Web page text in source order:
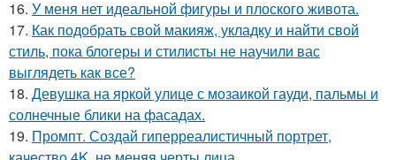
16. У меня нет идеальной фигуры и плоского живота.
17. Как подобрать свой макияж, укладку и найти свой
стиль, пока блогеры и стилисты не научили вас
выглядеть как все?
18. Девушка на яркой улице с мозаикой гауди, пальмы и
солнечные блики на фасадах.
19. Промпт. Создай гиперреалистичный портрет,